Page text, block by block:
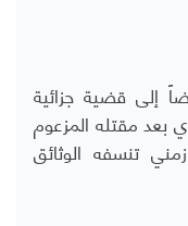
إلى قضية جزائية
بتاريخ 11-11-2015م، أي بعد مقتله المزعوم
تنسفه الوثائق